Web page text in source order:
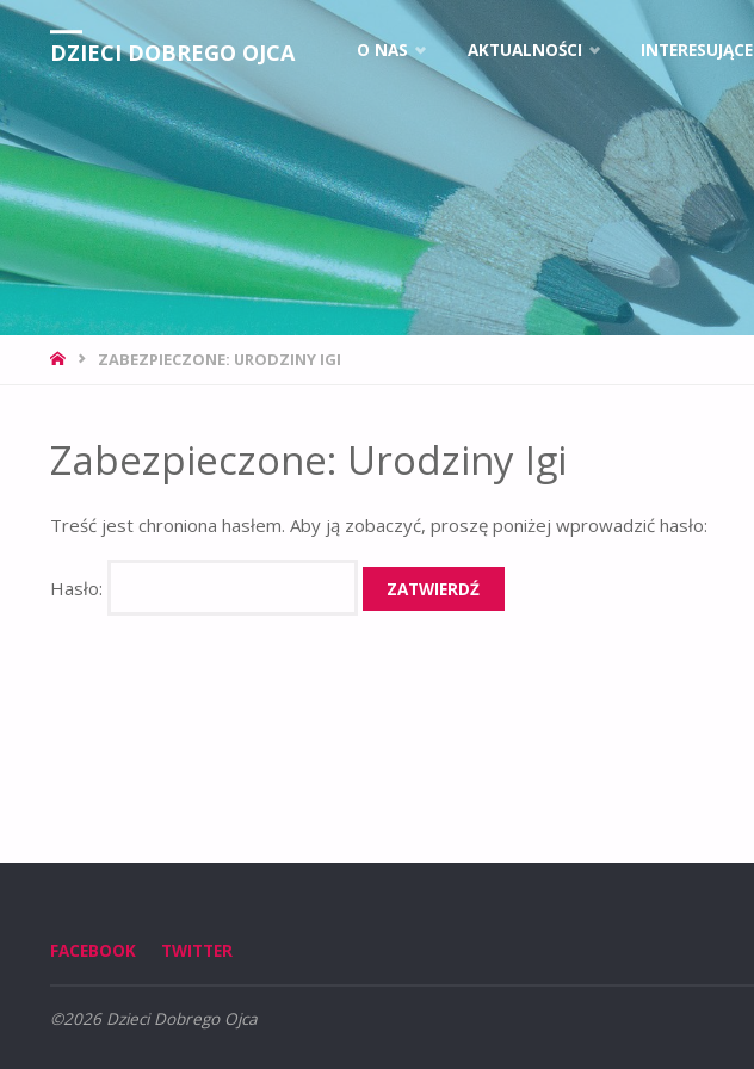
DZIECI DOBREGO OJCA O NAS AKTUALNOŚCI INTERESUJĄCE
ZABEZPIECZONE: URODZINY IGI
Zabezpieczone: Urodziny Igi
Treść jest chroniona hasłem. Aby ją zobaczyć, proszę poniżej wprowadzić hasło:
Hasło:
FACEBOOK TWITTER
©2026 Dzieci Dobrego Ojca